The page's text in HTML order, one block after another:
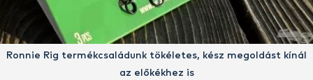
Ronnie Rig termékcsaládunk tökéletes, kész megoldást kínál
az előkékhez is